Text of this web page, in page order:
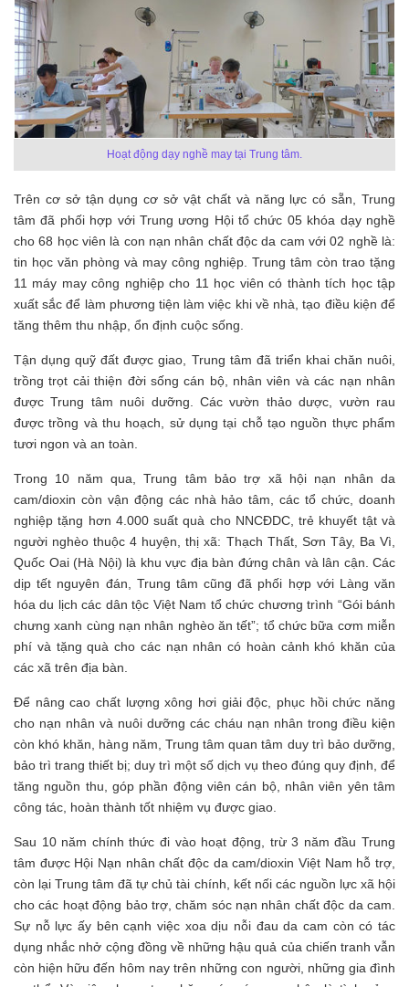
Hoạt động dạy nghề may tại Trung tâm.
Trên cơ sở tận dụng cơ sở vật chất và năng lực có sẵn, Trung
tâm đã phối hợp với Trung ương Hội tổ chức 05 khóa dạy nghề
cho 68 học viên là con nạn nhân chất độc da cam với 02 nghề là:
tin học văn phòng và may công nghiệp. Trung tâm còn trao tặng
11 máy may công nghiệp cho 11 học viên có thành tích học tập
xuất sắc để làm phương tiện làm việc khi về nhà, tạo điều kiện để
tăng thêm thu nhập, ổn định cuộc sống.
Tận dụng quỹ đất được giao, Trung tâm đã triển khai chăn nuôi,
trồng trọt cải thiện đời sống cán bộ, nhân viên và các nạn nhân
được Trung tâm nuôi dưỡng. Các vườn thảo dược, vườn rau
được trồng và thu hoạch, sử dụng tại chỗ tạo nguồn thực phẩm
tươi ngon và an toàn.
Trong 10 năm qua, Trung tâm bảo trợ xã hội nạn nhân da
cam/dioxin còn vận động các nhà hảo tâm, các tổ chức, doanh
nghiệp tặng hơn 4.000 suất quà cho NNCĐDC, trẻ khuyết tật và
người nghèo thuộc 4 huyện, thị xã: Thạch Thất, Sơn Tây, Ba Vì,
Quốc Oai (Hà Nội) là khu vực địa bàn đứng chân và lân cận. Các
dịp tết nguyên đán, Trung tâm cũng đã phối hợp với Làng văn
hóa du lịch các dân tộc Việt Nam tổ chức chương trình “Gói bánh
chưng xanh cùng nạn nhân nghèo ăn tết”; tổ chức bữa cơm miễn
phí và tặng quà cho các nạn nhân có hoàn cảnh khó khăn của
các xã trên địa bàn.
Để nâng cao chất lượng xông hơi giải độc, phục hồi chức năng
cho nạn nhân và nuôi dưỡng các cháu nạn nhân trong điều kiện
còn khó khăn, hàng năm, Trung tâm quan tâm duy trì bảo dưỡng,
bảo trì trang thiết bị; duy trì một số dịch vụ theo đúng quy định, để
tăng nguồn thu, góp phần động viên cán bộ, nhân viên yên tâm
công tác, hoàn thành tốt nhiệm vụ được giao.
Sau 10 năm chính thức đi vào hoạt động, trừ 3 năm đầu Trung
tâm được Hội Nạn nhân chất độc da cam/dioxin Việt Nam hỗ trợ,
còn lại Trung tâm đã tự chủ tài chính, kết nối các nguồn lực xã hội
cho các hoạt động bảo trợ, chăm sóc nạn nhân chất độc da cam.
Sự nỗ lực ấy bên cạnh việc xoa dịu nỗi đau da cam còn có tác
dụng nhắc nhở cộng đồng về những hậu quả của chiến tranh vẫn
còn hiện hữu đến hôm nay trên những con người, những gia đình